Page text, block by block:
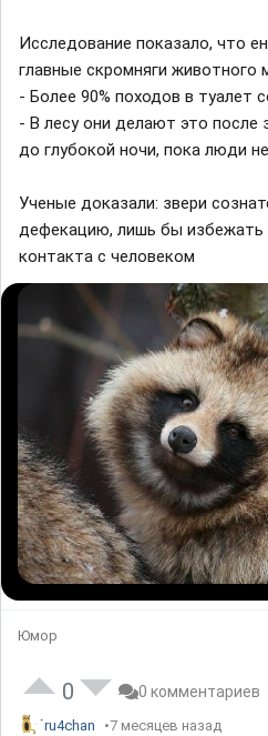
Исследование показало, что
главные скромняги животного
- Более 90% походов в туалет
- В лесу они делают это после
до глубокой ночи, пока люди
Ученые доказали: звери
дефекацию, лишь бы избежать
контакта с человеком
Юмор
0 0 комментариев
ru4chan 7 месяцев назад